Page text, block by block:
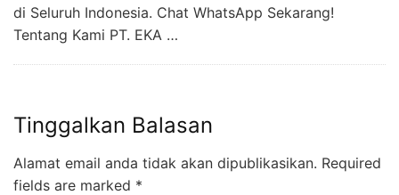
di Seluruh Indonesia. Chat WhatsApp Sekarang!
Tentang Kami PT. EKA …
Tinggalkan Balasan
Alamat email anda tidak akan dipublikasikan. Required
fields are marked *